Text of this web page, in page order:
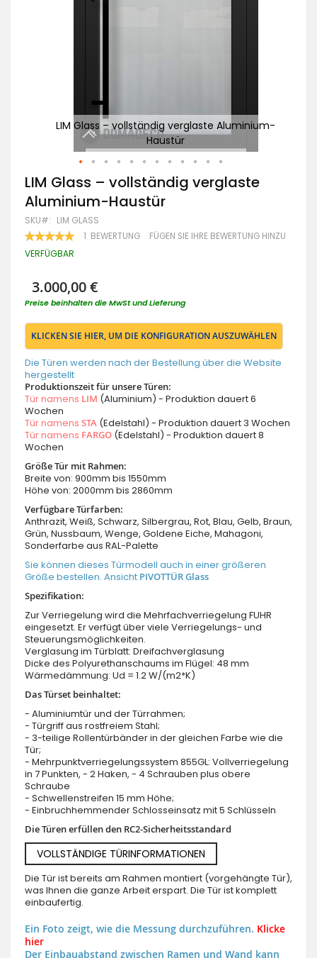
LIM Glass – vollständig verglaste Aluminium-
Haustür
Zum
Anfang
der
Bildgalerie
springen
LIM Glass – vollständig verglaste
Aluminium-Haustür
SKU LIM GLASS
BEWERTUNG:
100
1 BEWERTUNG FÜGEN SIE IHRE BEWERTUNG HINZU
VERFÜGBAR
3.000,00 €
Preise beinhalten die MwSt und Lieferung
KLICKEN SIE HIER, UM DIE KONFIGURATION AUSZUWÄHLEN
Die Türen werden nach der Bestellung über die Website
hergestellt
Produktionszeit für unsere Türen:
Tür namens LIM (Aluminium) - Produktion dauert 6
Wochen
Tür namens STA (Edelstahl) - Produktion dauert 3 Wochen
Tür namens FARGO (Edelstahl) - Produktion dauert 8
Wochen
Größe Tür mit Rahmen:
Breite von: 900mm bis 1550mm
Höhe von: 2000mm bis 2860mm
Verfügbare Türfarben:
Anthrazit, Weiß, Schwarz, Silbergrau, Rot, Blau, Gelb, Braun,
Grün, Nussbaum, Wenge, Goldene Eiche, Mahagoni,
Sonderfarbe aus RAL-Palette
Sie können dieses Türmodell auch in einer größeren
Größe bestellen. Ansicht PIVOTTÜR Glass
Spezifikation:
Zur Verriegelung wird die Mehrfachverriegelung FUHR
eingesetzt. Er verfügt über viele Verriegelungs- und
Steuerungsmöglichkeiten.
Verglasung im Türblatt: Dreifachverglasung
Dicke des Polyurethanschaums im Flügel: 48 mm
Wärmedämmung: Ud = 1.2 W/(m2*K)
Das Türset beinhaltet:
- Aluminiumtür und der Türrahmen;
- Türgriff aus rostfreiem Stahl;
- 3-teilige Rollentürbänder in der gleichen Farbe wie die
Tür;
- Mehrpunktverriegelungssystem 855GL: Vollverriegelung
in 7 Punkten, - 2 Haken, - 4 Schrauben plus obere
Schraube
- Schwellenstreifen 15 mm Höhe;
- Einbruchhemmender Schlosseinsatz mit 5 Schlüsseln
Die Türen erfüllen den RC2-Sicherheitsstandard
VOLLSTÄNDIGE TÜRINFORMATIONEN
Die Tür ist bereits am Rahmen montiert (vorgehängte Tür),
was Ihnen die ganze Arbeit erspart. Die Tür ist komplett
einbaufertig.
Ein Foto zeigt, wie die Messung durchzuführen. Klicke
hier
Der Einbauabstand zwischen Ramen und Wand kann